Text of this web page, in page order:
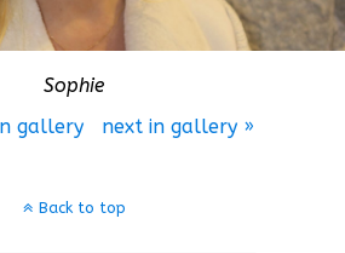
Sophie
gallery
next in gallery »
Back to top